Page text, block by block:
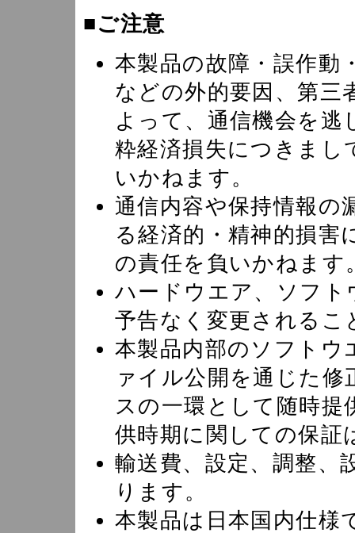
■ご注意
本製品の故障・誤作動
などの外的要因、第三
よって、通信機会を
粋経済損失につきまし
いかねます。
通信内容や保持情報の
る経済的・精神的損害
の責任を負いかねます
ハードウエア、ソフト
予告なく変更されるこ
本製品内部のソフトウ
ァイル公開を通じた
スの一環として随時
供時期に関しての保証
輸送費、設定、調整、
ります。
本製品は日本国内仕様